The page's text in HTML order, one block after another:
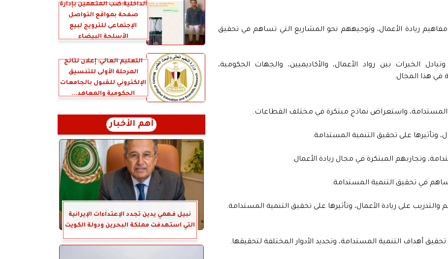
ريادة الأعمال، وتوجيههم نحو المشاريع التي تساهم في تحقيق
الخبرات بين رواد الأعمال، والأكاديميين، والجهات الحكومية،
في هذا المجال.
المستدامة، واستعراض نماذج مبتكرة في مختلف القطاعات.
وتأثيرها على تحقيق التنمية المستدامة.
وتجاربهم المبتكرة في مجال ريادة الأعمال.
في تحقيق التنمية المستدامة.
على ريادة الأعمال، وتأثيرها على تحقيق التنمية المستدامة.
أهداف التنمية المستدامة، وتحديد الأدوار المختلفة لتحقيقها.
الداخلية:ضب المتهمين بإدارة
صفحة بمواقع التواصل
الإجتماعى للترويج لبيع
الأسلحة البيضاء
التعليم العالي: إعلان نتائج
المرحلة الأولى للتنسيق
الإلكتروني للقبول بالجامعات
الحكومية والمعاهد...
أهم الأخبار
نبيل فهمي يدين تجدد الإعتداءات الإيرانية
التي استهدفت مملكة البحرين ودولة الكويت